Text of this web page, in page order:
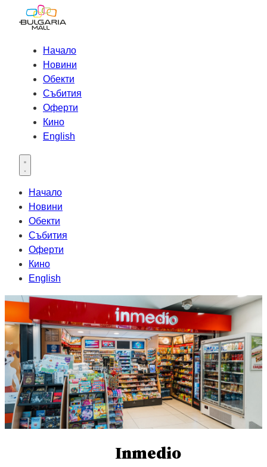
Начало
Новини
Обекти
Събития
Оферти
Кино
English
Open main menu
Начало
Новини
Обекти
Събития
Оферти
Кино
English
Inmedio